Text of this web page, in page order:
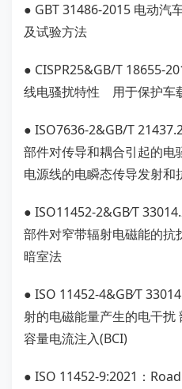
● GBT 31486-2015 电动汽
及试验方法
● CISPR25&GB/T 18655-
线电骚扰特性 用于保护车
● ISO7636-2&GB/T
部件对传导和耦合引起的电
电源线的电瞬态传导发射和
● ISO11452-2&GB∕T
部件对窄带辐射电磁能的抗
暗室法
● ISO 11452-4&GB∕T
射的电磁能量产生的电干扰
容量电流注入(BCI)
● ISO 11452-9:2021：